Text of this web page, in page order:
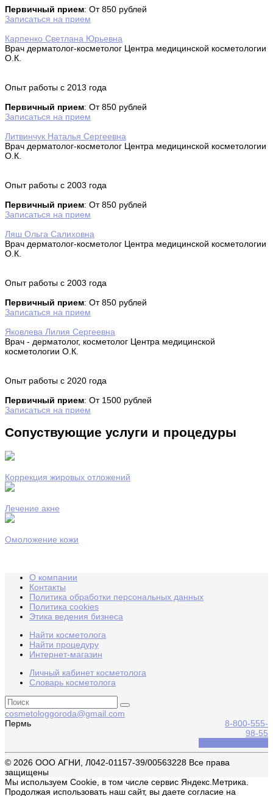
Первичный прием: От 850 рублей
Записаться на прием
Карпенко Светлана Юрьевна
Врач дерматолог-косметолог Центра медицинской косметологии
О.К.
Опыт работы с 2013 года
Первичный прием: От 850 рублей
Записаться на прием
Литвинчук Наталья Сергеевна
Врач дерматолог-косметолог Центра медицинской косметологии
О.К.
Опыт работы с 2003 года
Первичный прием: От 850 рублей
Записаться на прием
Ляш Ольга Салиховна
Врач дерматолог-косметолог Центра медицинской косметологии
О.К.
Опыт работы с 2003 года
Первичный прием: От 850 рублей
Записаться на прием
Яковлева Лилия Сергеевна
Врач - дерматолог, косметолог Центра медицинской
косметологии О.К.
Опыт работы с 2020 года
Первичный прием: От 1500 рублей
Записаться на прием
Сопуствующие услуги и процедуры
Коррекция жировых отложений
Лечение акне
Омоложение кожи
О компании
Контакты
Политика обработки персональных данных
Политика cookies
Этика ведения бизнеса
Найти косметолога
Найти процедуру
Интернет-магазин
Личный кабинет косметолога
Словарь косметолога
cosmetologgoroda@gmail.com
Пермь
8-800-555-
98-55
© 2026 ООО АГНИ, Л042-01157-39/00563228 Все права
защищены
Мы используем Cookie, в том числе сервис Яндекс.Метрика.
Продолжая использовать наш сайт, вы даете согласие на